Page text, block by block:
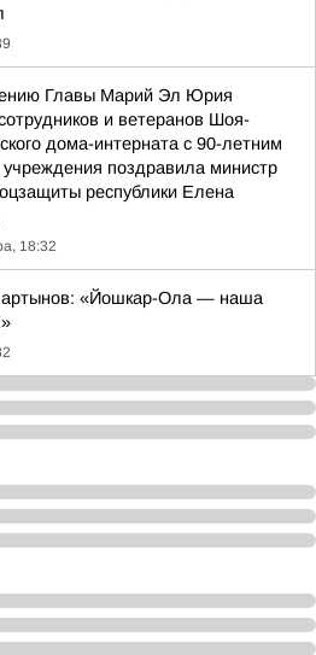
Главы Марий Эл Юрия
и ветеранов Шоя-
дома-интерната с 90-летним
поздравила министр
республики Елена
18:32
«Йошкар-Ола — наша